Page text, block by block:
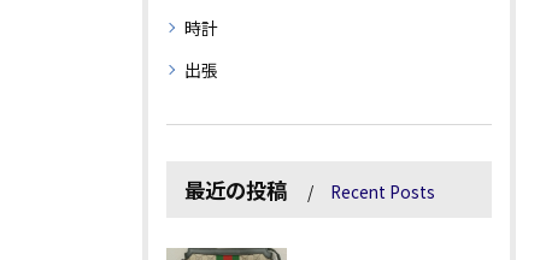
時計
出張
最近の投稿 Recent Posts